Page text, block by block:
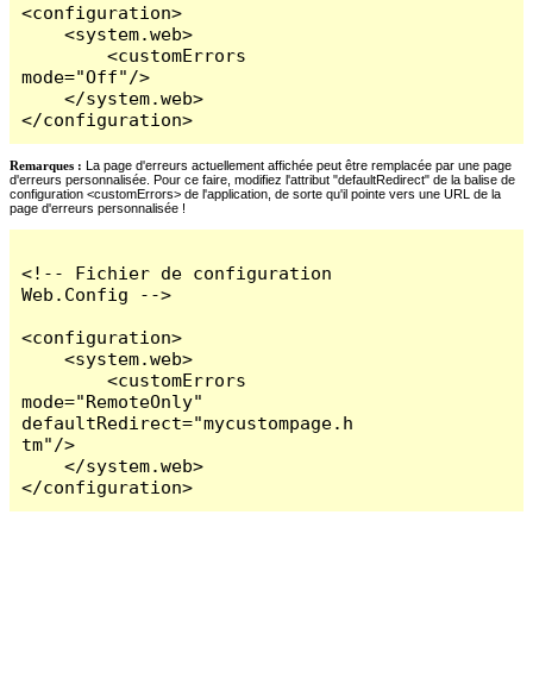
<configuration>
    <system.web>
        <customErrors
mode="Off"/>
    </system.web>
</configuration>
Remarques : La page d'erreurs actuellement affichée peut être remplacée par une page
d'erreurs personnalisée. Pour ce faire, modifiez l'attribut "defaultRedirect" de la balise de
configuration <customErrors> de l'application, de sorte qu'il pointe vers une URL de la
page d'erreurs personnalisée !
<!-- Fichier de configuration
Web.Config -->
<configuration>
    <system.web>
        <customErrors
mode="RemoteOnly"
defaultRedirect="mycustompage.h
tm"/>
    </system.web>
</configuration>